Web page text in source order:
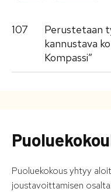
107
Perustetaan
kannustava
Kompassi”
Puoluekokous yhtyy
joustavoittamisen osalta.